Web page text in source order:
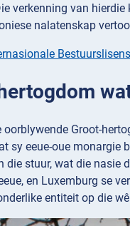
verkenning van
nalatenskap
Groot-
sy eeue-oue monargie
die stuur, wat die
en Luxemburg se
entiteit op die